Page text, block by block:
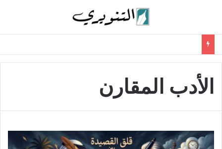
الأدب المقارن